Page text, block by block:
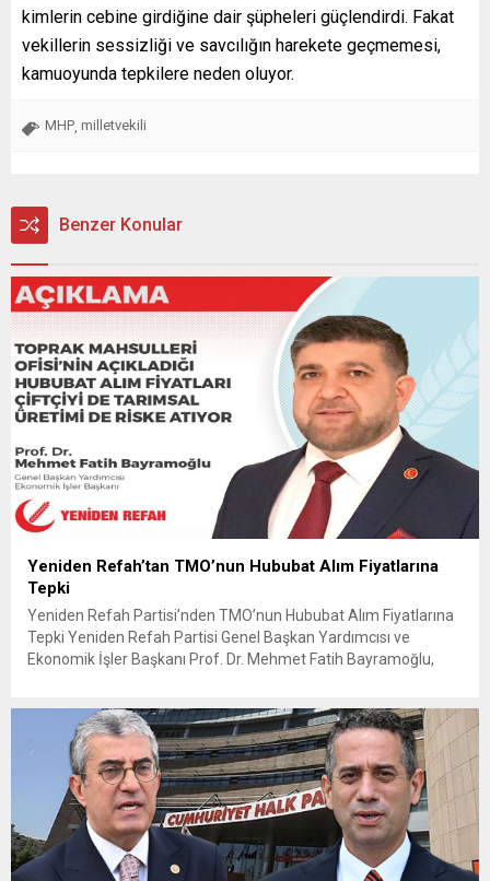
kimlerin cebine girdiğine dair şüpheleri güçlendirdi. Fakat
vekillerin sessizliği ve savcılığın harekete geçmemesi,
kamuoyunda tepkilere neden oluyor.
MHP milletvekili
Benzer Konular
Yeniden Refah’tan TMO’nun Hububat Alım Fiyatlarına
Tepki
Yeniden Refah Partisi’nden TMO’nun Hububat Alım Fiyatlarına
Tepki Yeniden Refah Partisi Genel Başkan Yardımcısı ve
Ekonomik İşler Başkanı Prof. Dr. Mehmet Fatih Bayramoğlu,
fiyatların çiftçinin artan maliyetlerini karşılamaktan uzak
olduğunu savunarak fiyatların yeniden değerlendirilmesi
çağrısında...